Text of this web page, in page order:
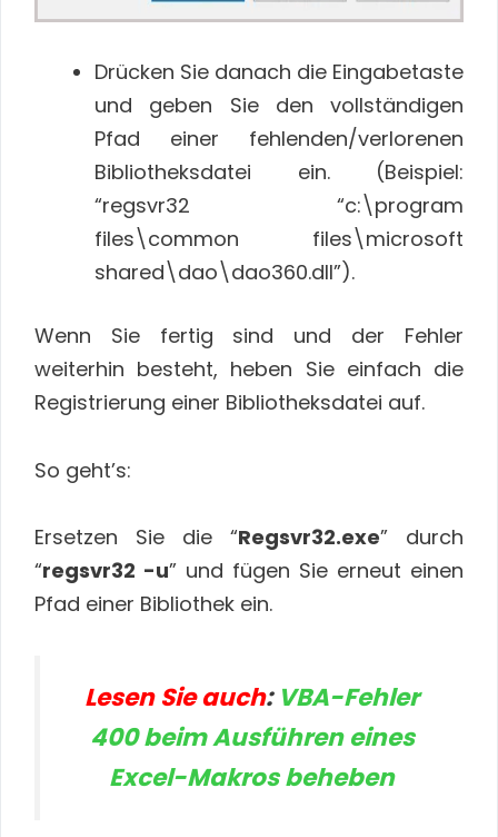
Drücken Sie danach die Eingabetaste
und geben Sie den vollständigen
Pfad einer fehlenden/verlorenen
Bibliotheksdatei ein. (Beispiel:
“regsvr32 “c:\program
files\common files\microsoft
shared\dao\dao360.dll”).
Wenn Sie fertig sind und der Fehler
weiterhin besteht, heben Sie einfach die
Registrierung einer Bibliotheksdatei auf.
So geht’s:
Ersetzen Sie die “Regsvr32.exe” durch
“regsvr32 -u” und fügen Sie erneut einen
Pfad einer Bibliothek ein.
Lesen Sie auch: VBA-Fehler
400 beim Ausführen eines
Excel-Makros beheben